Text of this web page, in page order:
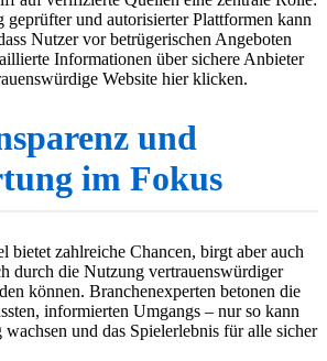
und autorisierter Plattformen kann
Nutzer vor betrügerischen Angeboten
Informationen über sichere Anbieter
Website hier klicken.
und
im Fokus
bietet zahlreiche Chancen, birgt aber auch
durch die Nutzung vertrauenswürdiger
können. Branchenexperten betonen die
informierten Umgangs – nur so kann
und das Spielerlebnis für alle sicher